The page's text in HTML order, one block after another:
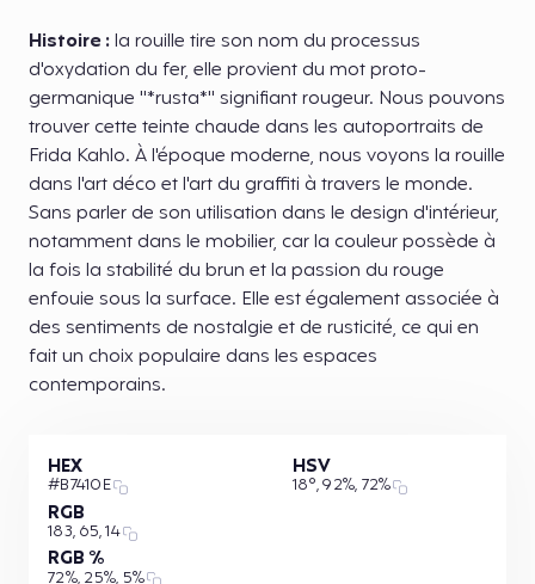
Histoire :la rouille tire son nom du processus
d'oxydation du fer, elle provient du mot proto-
germanique "*rusta*" signifiant rougeur. Nous pouvons
trouver cette teinte chaude dans les autoportraits de
Frida Kahlo. À l'époque moderne, nous voyons la rouille
dans l'art déco et l'art du graffiti à travers le monde.
Sans parler de son utilisation dans le design d'intérieur,
notamment dans le mobilier, car la couleur possède à
la fois la stabilité du brun et la passion du rouge
enfouie sous la surface. Elle est également associée à
des sentiments de nostalgie et de rusticité, ce qui en
fait un choix populaire dans les espaces
contemporains.
HEX
#B7410E
RGB
183, 65, 14
RGB %
72%, 25%, 5%
HSV
18°, 92%, 72%